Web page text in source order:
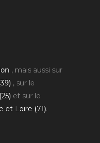
, mais aussi sur
, sur le
et sur le
et Loire (71).